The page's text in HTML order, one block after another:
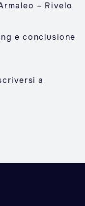
– Rivelo
e conclusione
a